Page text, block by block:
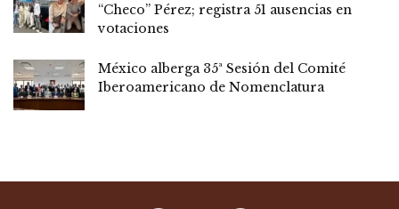
“Checo” Pérez; registra 51 ausencias en
votaciones
México alberga 35ª Sesión del Comité
Iberoamericano de Nomenclatura